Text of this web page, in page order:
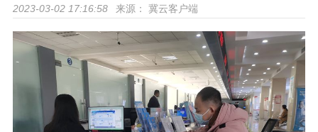
2023-03-02 17:16:58 来源： 冀云客户端